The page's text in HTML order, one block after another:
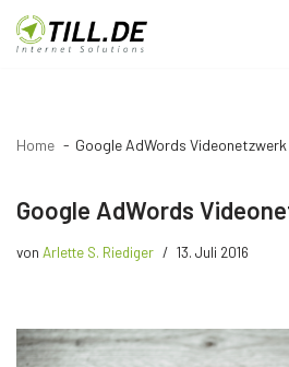
Zum
Home Google AdWords Videonetzwerk
Google AdWords
von Arlette S. Riediger 13. Juli 2016